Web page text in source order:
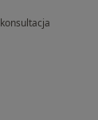
konsultacja